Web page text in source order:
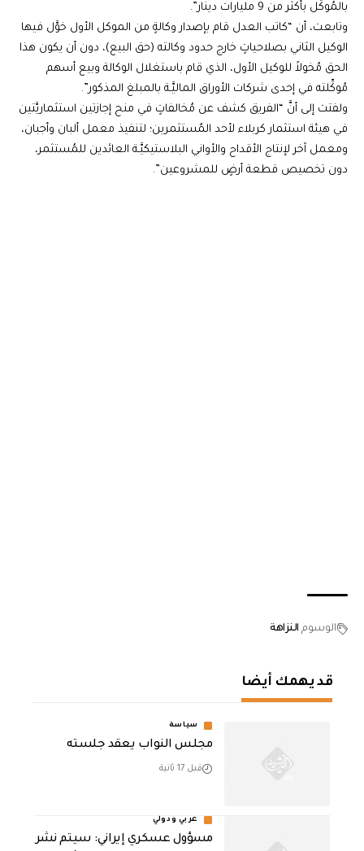
بالمُوكِّل بأكثر من 9 مليارات دينار”.
وتابعت، أن “كاتب العدل قام بإصدار وكالةٍ من الموكل الأول خوَّل فيها
الوكيل الثاني بصلاحياتٍ خارج حدود وكالته (حق البيع)، دون أن يكون هذا
الحق مُخولاً للوكيل الأول، الذي قام باستغلال الوكالة وبيع أسهم
مُوكِّلته في إحدى شركات الأوراق الماليَّـة بالمبلغ المذكور”.
ولفتت إلى أنَّ “الفريق كشف عن مُخالفاتٍ في منح إجازتين استثماريَّتين
في هيئة استثمار كربلاء لأحد المُستثمرين؛ لتنفيذ معمل ألبان وأجبان،
ومعمل آخر لإنتاج الأقداح والأواني البلاستيكيَّـة العائدين للمُستثمر،
دون تخصيص قطعة أرضٍ للمشروعين”.
الوسوم النزاهة
قد يهمك أيضا
سياسة
مجلس النواب يعقد جلسته
قبل 17 ثانية
عربي ودولي
مسؤول عسكري إيراني: سيتم نشر